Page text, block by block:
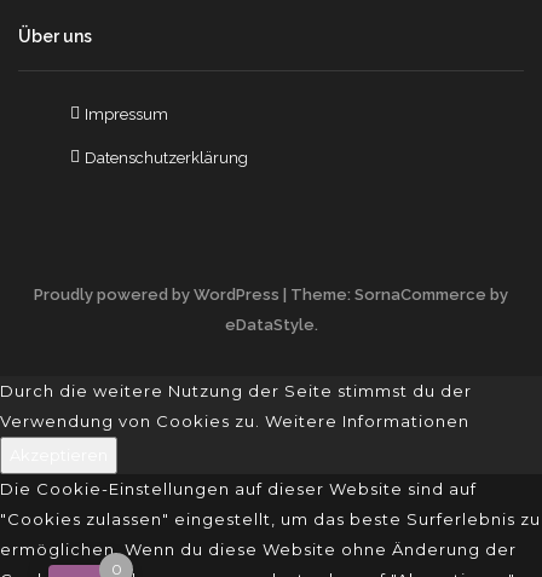
Über uns
Impressum
Datenschutzerklärung
Proudly powered by WordPress | Theme: SornaCommerce by
eDataStyle.
0
Durch die weitere Nutzung der Seite stimmst du der
Verwendung von Cookies zu. Weitere Informationen
Die Cookie-Einstellungen auf dieser Website sind auf
"Cookies zulassen" eingestellt, um das beste Surferlebnis zu
ermöglichen. Wenn du diese Website ohne Änderung der